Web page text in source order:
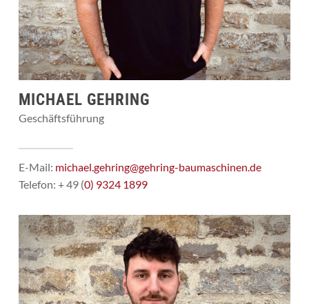
MICHAEL GEHRING
Geschäftsführung
E-Mail: michael.gehring@gehring-baumaschinen.de
Telefon: + 49 (0) 9324 1899